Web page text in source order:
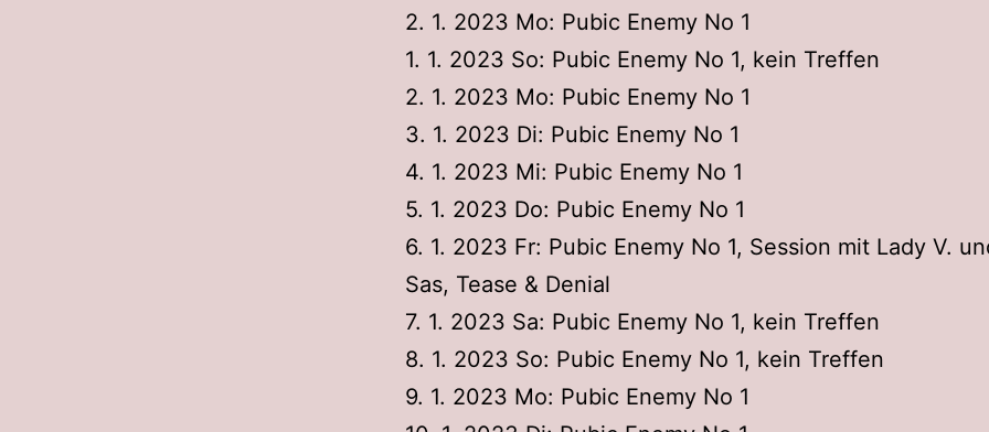
2. 1. 2023 Mo: Pubic Enemy No 1
1. 1. 2023 So: Pubic Enemy No 1, kein Treffen
2. 1. 2023 Mo: Pubic Enemy No 1
3. 1. 2023 Di: Pubic Enemy No 1
4. 1. 2023 Mi: Pubic Enemy No 1
5. 1. 2023 Do: Pubic Enemy No 1
6. 1. 2023 Fr: Pubic Enemy No 1, Session mit Lady V.
Sas, Tease & Denial
7. 1. 2023 Sa: Pubic Enemy No 1, kein Treffen
8. 1. 2023 So: Pubic Enemy No 1, kein Treffen
9. 1. 2023 Mo: Pubic Enemy No 1